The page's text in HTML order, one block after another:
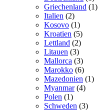
Griechenland (1)
Italien (2)
Kosovo (1)
Kroatien (5)
Lettland (2)
Litauen (3)
Mallorca (3)
Marokko (6)
Mazedonien (1)
Myanmar(4)
Polen (1)
Schweden (3)